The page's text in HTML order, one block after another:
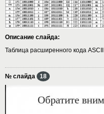
Описание слайда:
Таблица расширенного кода ASCII
№ слайда 18